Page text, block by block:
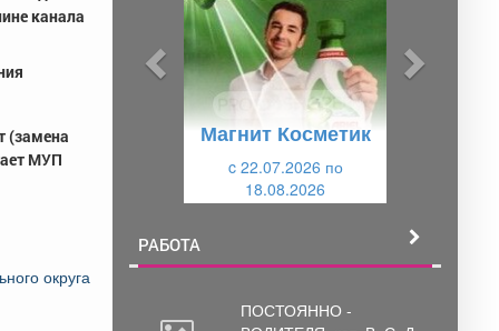
канала
(замена
МУП
округа
Магнит Косметик
c 22.07.2026 по
18.08.2026
РАБОТА
ПОСТОЯННО -